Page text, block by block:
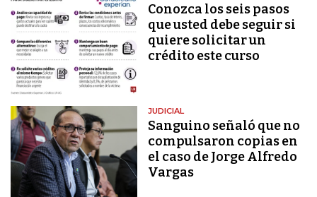
Conozca los seis pasos
que usted debe seguir si
quiere solicitar un
crédito este curso
JUDICIAL
Sanguino señaló que no
compulsaron copias en
el caso de Jorge Alfredo
Vargas